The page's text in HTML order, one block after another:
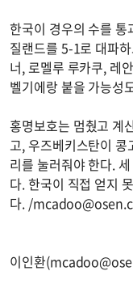
한국이 경우의 수를
질랜드를 5-1로 대파
너, 로멜루 루카쿠, 레
벨기에랑 붙을 가능성
홍명보호는 멈췄고 계
고, 우즈베키스탄이
리를 눌러줘야 한다.
다. 한국이 직접 얻지
다. /
이인환(